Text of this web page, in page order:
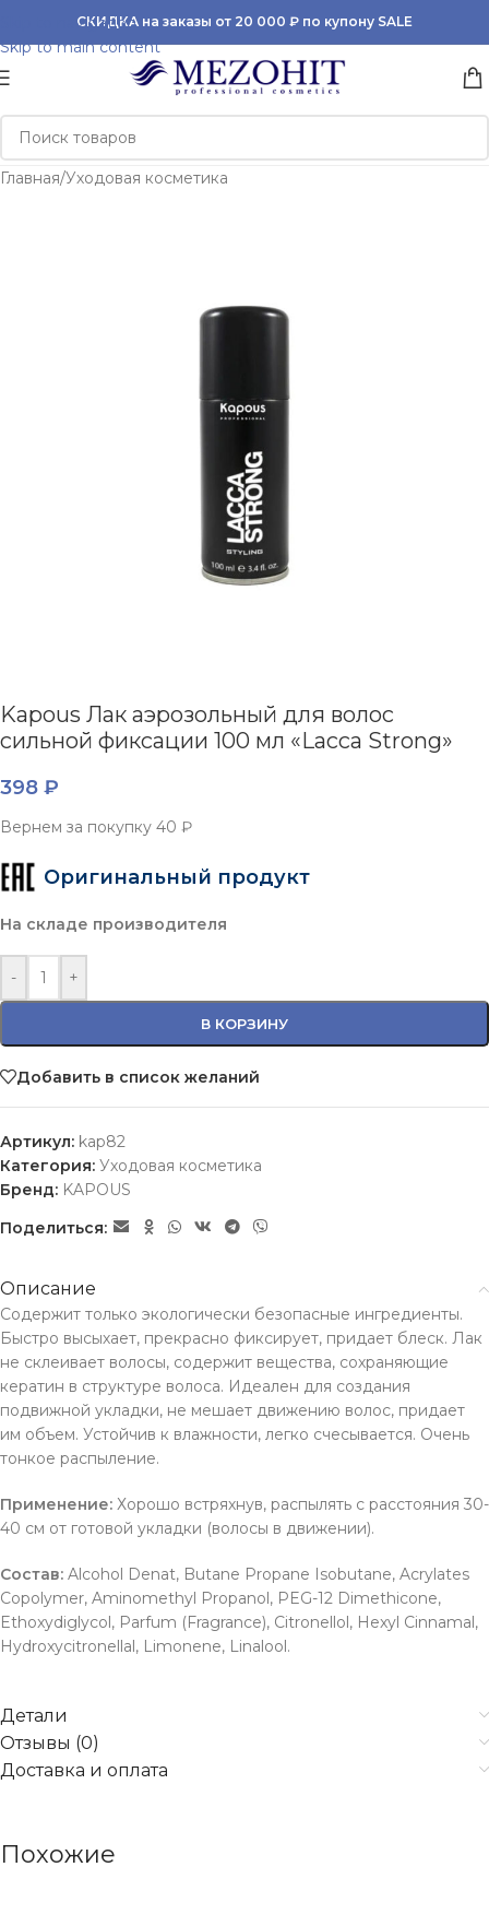
Skip to navigation
Skip to main content
СКИДКА на заказы от 20 000 ₽ по купону SALE
Главная/Уходовая косметика
Kapous Лак аэрозольный для волос
сильной фиксации 100 мл «Lacca Strong»
398 ₽
Вернем за покупку 40 ₽
Оригинальный продукт
На складе производителя
- +
В КОРЗИНУ
Добавить в список желаний
Артикул: kap82
Категория: Уходовая косметика
Бренд: KAPOUS
Поделиться:
Описание
Содержит только экологически безопасные ингредиенты.
Быстро высыхает, прекрасно фиксирует, придает блеск. Лак
не склеивает волосы, содержит вещества, сохраняющие
кератин в структуре волоса. Идеален для создания
подвижной укладки, не мешает движению волос, придает
им объем. Устойчив к влажности, легко счесывается. Очень
тонкое распыление.
Применение: Хорошо встряхнув, распылять с расстояния 30-
40 см от готовой укладки (волосы в движении).
Состав: Alcohol Denat, Butane Propane Isobutane, Acrylates
Copolymer, Aminomethyl Propanol, PEG-12 Dimethicone,
Ethoxydiglycol, Parfum (Fragrance), Citronellol, Hexyl Cinnamal,
Hydroxycitronellal, Limonene, Linalool.
Детали
Отзывы (0)
Доставка и оплата
Похожие